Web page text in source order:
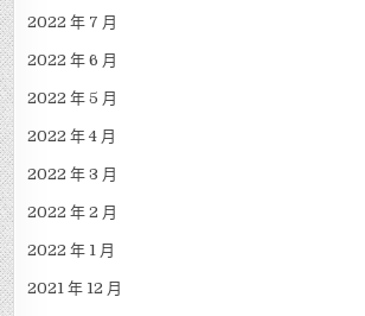
2022 年 7 月
2022 年 6 月
2022 年 5 月
2022 年 4 月
2022 年 3 月
2022 年 2 月
2022 年 1 月
2021 年 12 月